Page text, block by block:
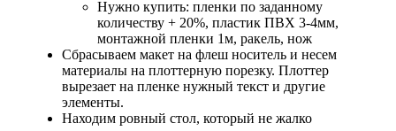
Нужно купить: пленки по заданному
количеству + 20%, пластик ПВХ 3-4мм,
монтажной пленки 1м, ракель, нож
Сбрасываем макет на флеш носитель и несем
материалы на плоттерную порезку. Плоттер
вырезает на пленке нужный текст и другие
элементы.
Находим ровный стол, который не жалко